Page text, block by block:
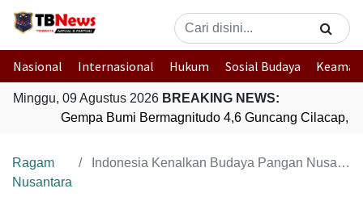
Nasional Internasional Hukum Sosial Budaya
Minggu, 09 Agustus 2026 BREAKING NEWS:
Gempa Bumi Bermagnitudo 4,6 Guncang Cilacap,
Ragam
Nusantara
Indonesia Kenalkan Budaya Pangan Nusantara Lewat Food Theater Spouse Program di KTT G20